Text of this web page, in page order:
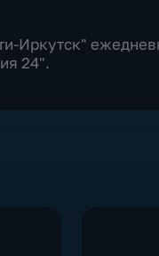
Иркутск"
24".